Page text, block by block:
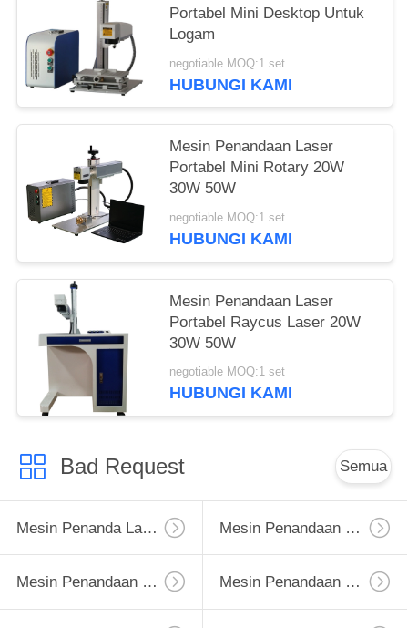
Portabel Mini Desktop Untuk
Logam
negotiable MOQ:1 set
HUBUNGI KAMI
Mesin Penandaan Laser
Portabel Mini Rotary 20W
30W 50W
negotiable MOQ:1 set
HUBUNGI KAMI
Mesin Penandaan Laser
Portabel Raycus Laser 20W
30W 50W
negotiable MOQ:1 set
HUBUNGI KAMI
Bad Request Semua
Mesin Penanda Laser Serat Mesin Penandaan Laser UV
Mesin Penandaan Laser CO2 Mesin Penandaan Laser Portabel